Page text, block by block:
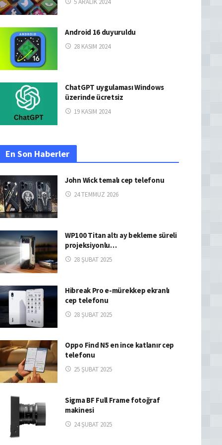
Android 16 duyuruldu
28 KASIM 2024
ChatGPT uygulaması Windows
üzerinde ücretsiz
19 KASIM 2024
En Son Haberler
John Wick temalı cep telefonu
24 TEMMUZ 2026
WP100 Titan altı ay bekleme süreli
projeksiyonlu…
28 ŞUBAT 2025
Hibreak Pro e-mürekkep ekranlı
cep telefonu
28 ŞUBAT 2025
Oppo Find N5 en ince katlanır cep
telefonu
25 ŞUBAT 2025
Sigma BF Full Frame fotoğraf
makinesi
24 ŞUBAT 2025